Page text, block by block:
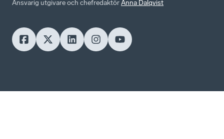
Ansvarig utgivare och chefredaktörAnna Dalqvist